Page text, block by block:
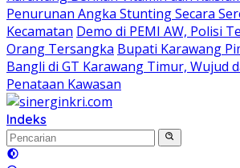
Penurunan Angka Stunting Secara
Kecamatan Demo di PEMI AW, Polisi
Orang Tersangka Bupati Karawang
Bangli di GT Karawang Timur, Wujud
Penataan Kawasan
Indeks